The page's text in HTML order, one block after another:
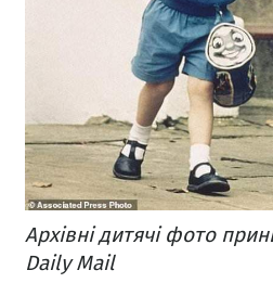
Архівні дитячі фото
Daily Mail